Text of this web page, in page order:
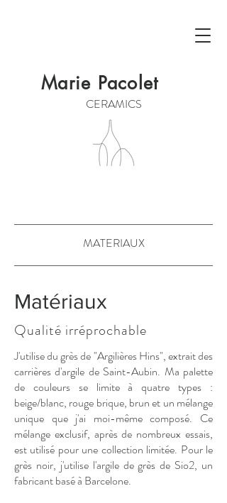
Marie Pacolet
CERAMICS
MATERIAUX
Matériaux
Qualité irréprochable
J'utilise du grès de "Argilières Hins", extrait des
carrières d'argile de Saint-Aubin. Ma palette
de couleurs se limite à quatre types :
beige/blanc, rouge brique, brun et un mélange
unique que j'ai moi-même composé. Ce
mélange exclusif, après de nombreux essais,
est utilisé pour une collection limitée. Pour le
grès noir, j'utilise l'argile de grès de Sio2, un
fabricant basé à Barcelone.